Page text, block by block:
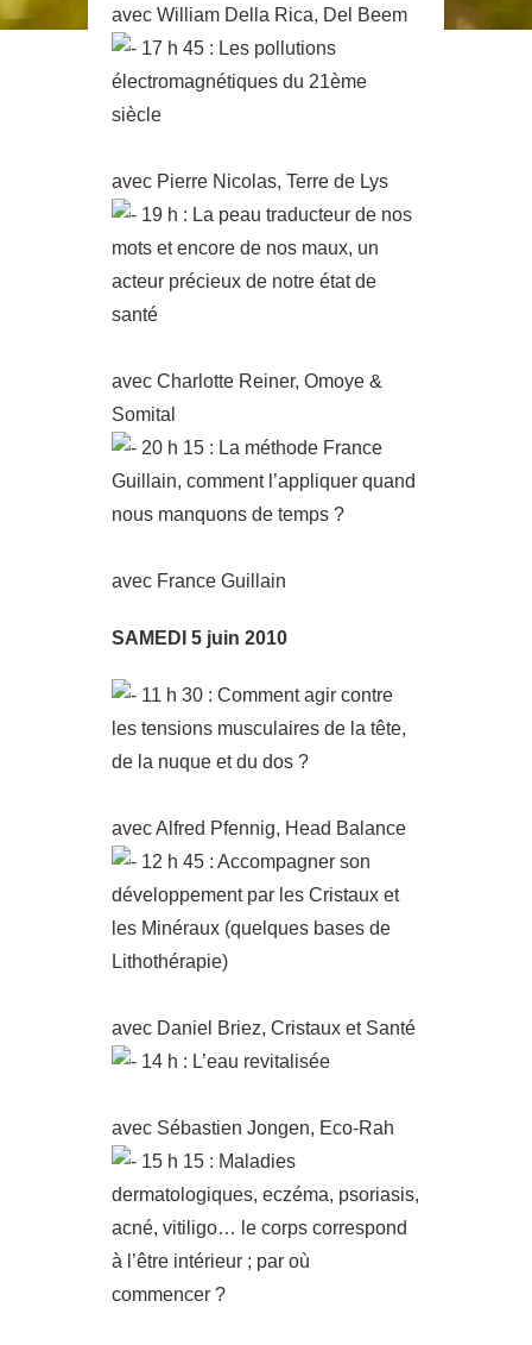
avec William Della Rica, Del Beem
17 h 45 : Les pollutions
électromagnétiques du 21ème
siècle
avec Pierre Nicolas, Terre de Lys
19 h : La peau traducteur de nos
mots et encore de nos maux, un
acteur précieux de notre état de
santé
avec Charlotte Reiner, Omoye &
Somital
20 h 15 : La méthode France
Guillain, comment l’appliquer quand
nous manquons de temps ?
avec France Guillain
SAMEDI 5 juin 2010
11 h 30 : Comment agir contre
les tensions musculaires de la tête,
de la nuque et du dos ?
avec Alfred Pfennig, Head Balance
12 h 45 : Accompagner son
développement par les Cristaux et
les Minéraux (quelques bases de
Lithothérapie)
avec Daniel Briez, Cristaux et Santé
14 h : L’eau revitalisée
avec Sébastien Jongen, Eco-Rah
15 h 15 : Maladies
dermatologiques, eczéma, psoriasis,
acné, vitiligo… le corps correspond
à l’être intérieur ; par où
commencer ?